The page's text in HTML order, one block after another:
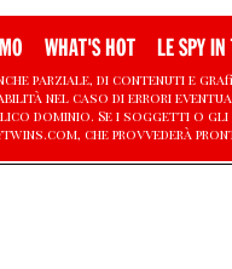
WHAT'S HOT LE SPY IN
parziale, di contenuti e
nel caso di errori
dominio. Se i soggetti
che provvederà